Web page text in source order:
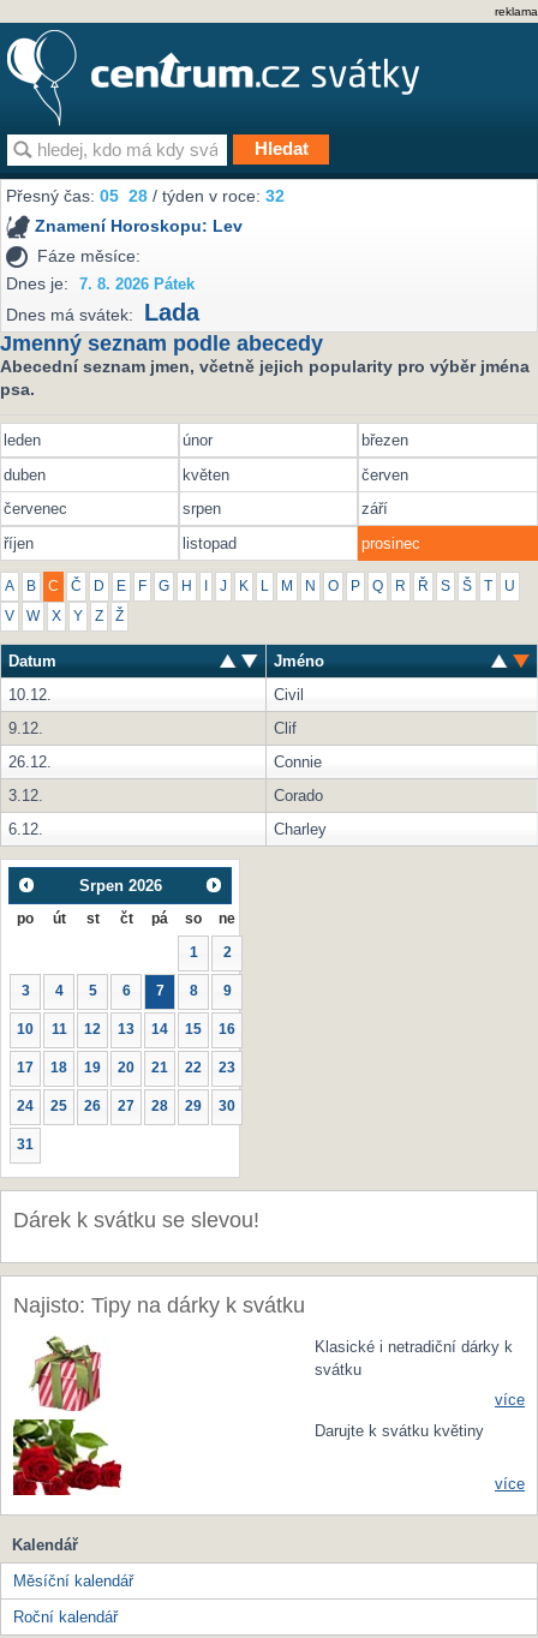
reklama
Přesný čas:05 28 / týden v roce:32
Znamení Horoskopu: Lev
Fáze měsíce:
Dnes je:
7. 8. 2026 Pátek
Dnes má svátek: Lada
Jmenný seznam podle abecedy
Abecední seznam jmen, včetně jejich popularity pro výběr jména
psa.
leden únor
březen
duben
květen
červen
červenec
srpen
září
říjen
listopad prosinec
A B C Č D E F G H J K L M N O P Q R Ř S Š U
V W X Y Z Ž
Datum
Jméno
10.12.
Civil
9.12.
Clif
26.12.
Connie
3.12.
Corado
6.12.
Charley
Srpen 2026
po út st čt pá so ne
1 2
3 4 5 6 7 8 9
10 11 12 13 14 15 16
17 18 19 20 21 22 23
24 25 26 27 28 29 30
31
Dárek k svátku se slevou!
Najisto: Tipy na dárky k svátku
Klasické i netradiční dárky k
svátku
více
Darujte k svátku květiny
více
Kalendář
Měsíční kalendář
Roční kalendář